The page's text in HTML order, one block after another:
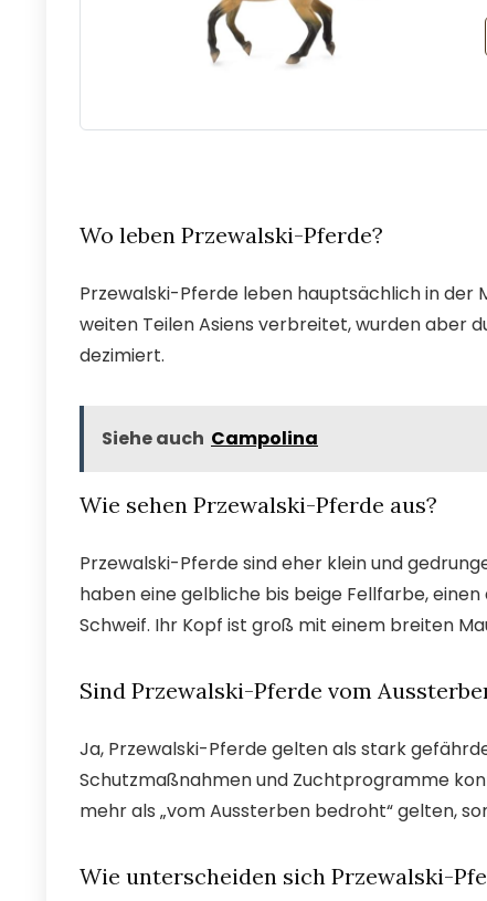
Wo leben Przewalski-Pferde?
Przewalski-Pferde leben hauptsächlich in der
weiten Teilen Asiens verbreitet, wurden aber
dezimiert.
Siehe auch Campolina
Wie sehen Przewalski-Pferde aus?
Przewalski-Pferde sind eher klein und
haben eine gelbliche bis beige Fellfarbe,
Schweif. Ihr Kopf ist groß mit einem breiten
Sind Przewalski-Pferde vom
Ja, Przewalski-Pferde gelten als stark
Schutzmaßnahmen und Zuchtprogramme
mehr als „vom Aussterben bedroht“ gelten,
Wie unterscheiden sich Przewalski-